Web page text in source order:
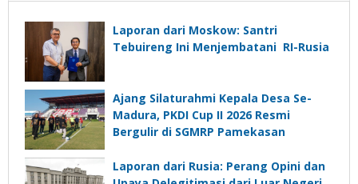
Laporan dari Moskow: Santri
Tebuireng Ini Menjembatani RI-Rusia
Ajang Silaturahmi Kepala Desa Se-
Madura, PKDI Cup II 2026 Resmi
Bergulir di SGMRP Pamekasan
Laporan dari Rusia: Perang Opini dan